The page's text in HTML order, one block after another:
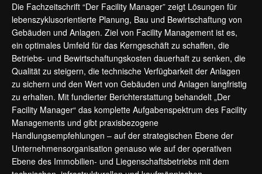
Die Fachzeitschrift “Der Facility Manager” zeigt Lösungen für
lebenszyklusorientierte Planung, Bau und Bewirtschaftung von
Gebäuden und Anlagen. Ziel von Facility Management ist es,
ein optimales Umfeld für das Kerngeschäft zu schaffen, die
Betriebs- und Bewirtschaftungskosten dauerhaft zu senken, die
Qualität zu steigern, die technische Verfügbarkeit der Anlagen
zu sichern und den Wert von Gebäuden und Anlagen langfristig
zu erhalten. Mit fundierter Berichterstattung behandelt „Der
Facility Manager“ das komplette Aufgabenspektrum des Facility
Managements und gibt praxisbezogene
Handlungsempfehlungen – auf der strategischen Ebene der
Unternehmensorganisation genauso wie auf der operativen
Ebene des Immobilien- und Liegenschaftsbetriebs mit dem